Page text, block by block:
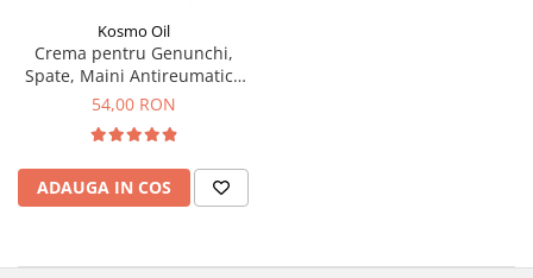
Kosmo Oil
Crema pentru Genunchi,
Spate, Maini Antireumatica
500 ml
54,00 RON
ADAUGA IN COS